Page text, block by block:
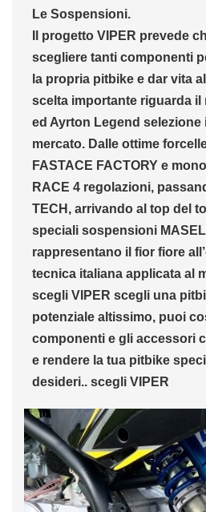
Le Sospensioni.
Il progetto VIPER prevede
scegliere tanti componenti
la propria pitbike e dar vita
scelta importante riguarda
ed Ayrton Legend selezione
mercato. Dalle ottime
FASTACE FACTORY e
RACE 4 regolazioni,
TECH, arrivando al top del
speciali sospensioni
rappresentano il fior fiore
tecnica italiana applicata al
scegli VIPER scegli una
potenziale altissimo, puoi
componenti e gli accessori
e rendere la tua pitbike
desideri.. scegli VIPER